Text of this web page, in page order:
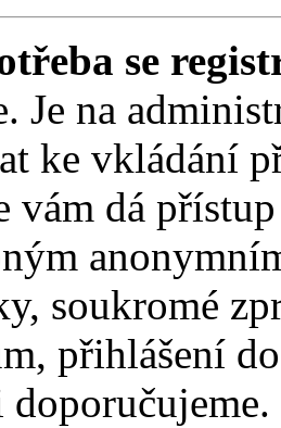
se
Je na
ke vkládání
vám dá
soukromé
přihlášení